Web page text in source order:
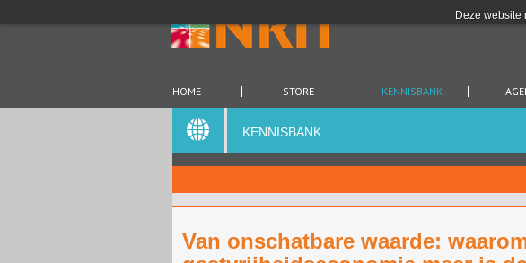
Deze website
HOME STORE KENNISBANK
KENNISBANK
Van onschatbare waarde: